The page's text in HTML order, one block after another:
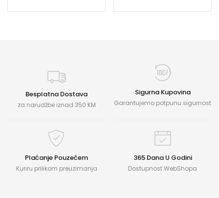
Besplatna Dostava
za narudžbe iznad 350 KM
Sigurna Kupovina
Garantujemo potpunu sigurnost
Plaćanje Pouzećem
Kuriru prilikom preuzimanja
365 Dana U Godini
Dostupnost WebShopa